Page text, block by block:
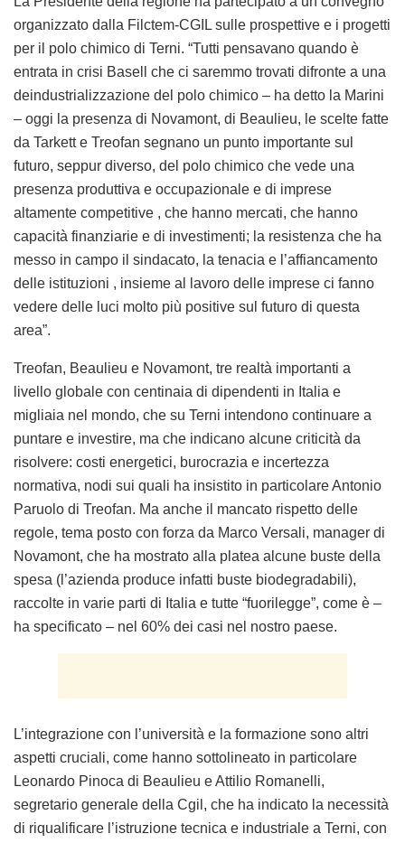
messo in campo il sindacato, la tenacia e l’affiancamento
delle istituzioni , insieme al lavoro delle imprese ci fanno
vedere delle luci molto più positive sul futuro di questa
area”.
Treofan, Beaulieu e Novamont, tre realtà importanti a
livello globale con centinaia di dipendenti in Italia e
migliaia nel mondo, che su Terni intendono continuare a
puntare e investire, ma che indicano alcune criticità da
risolvere: costi energetici, burocrazia e incertezza
normativa, nodi sui quali ha insistito in particolare Antonio
Paruolo di Treofan. Ma anche il mancato rispetto delle
regole, tema posto con forza da Marco Versali, manager di
Novamont, che ha mostrato alla platea alcune buste della
spesa (l’azienda produce infatti buste biodegradabili),
ha specificato – nel 60% dei casi nel nostro paese.
L’integrazione con l’università e la formazione sono altri
aspetti cruciali, come hanno sottolineato in particolare
Leonardo Pinoca di Beaulieu e Attilio Romanelli,
segretario generale della Cgil, che ha indicato la necessità
di riqualificare l’istruzione tecnica e industriale a Terni, con
particolare attenzione alla chimica.
Al centro della discussione – coordinata da Marianna
Romanelli ha ricordato l’insistenza, inizialmente “in grande
solitudine”, con cui la Cgil ha posto la questione, e la
soddisfazione, oggi, nel vedere finalmente concretizzarsi
questa opportunità con l’istanza presentata al Mise da
parte della Regione”.